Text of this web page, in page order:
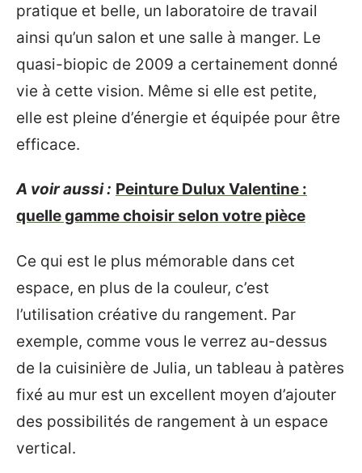
pratique et belle, un laboratoire de travail
ainsi qu’un salon et une salle à manger. Le
quasi-biopic de 2009 a certainement donné
vie à cette vision. Même si elle est petite,
elle est pleine d’énergie et équipée pour être
efficace.
A voir aussi : Peinture Dulux Valentine :
quelle gamme choisir selon votre pièce
Ce qui est le plus mémorable dans cet
espace, en plus de la couleur, c’est
l’utilisation créative du rangement. Par
exemple, comme vous le verrez au-dessus
de la cuisinière de Julia, un tableau à patères
fixé au mur est un excellent moyen d’ajouter
des possibilités de rangement à un espace
vertical.